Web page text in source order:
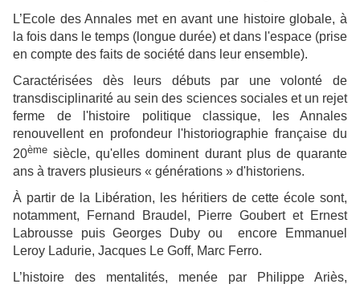
L’Ecole des Annales met en avant une histoire globale, à
la fois dans le temps (longue durée) et dans l'espace (prise
en compte des faits de société dans leur ensemble).
Caractérisées dès leurs débuts par une volonté de
transdisciplinarité au sein des sciences sociales et un rejet
ferme de l'histoire politique classique, les Annales
renouvellent en profondeur l'historiographie française du
20ème siècle, qu'elles dominent durant plus de quarante
ans à travers plusieurs « générations » d'historiens.
À partir de la Libération, les héritiers de cette école sont,
notamment, Fernand Braudel, Pierre Goubert et Ernest
Labrousse puis Georges Duby ou encore Emmanuel
Leroy Ladurie, Jacques Le Goff, Marc Ferro.
L’histoire des mentalités, menée par Philippe Ariès,